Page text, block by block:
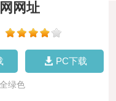
网址
PC下载
绿色